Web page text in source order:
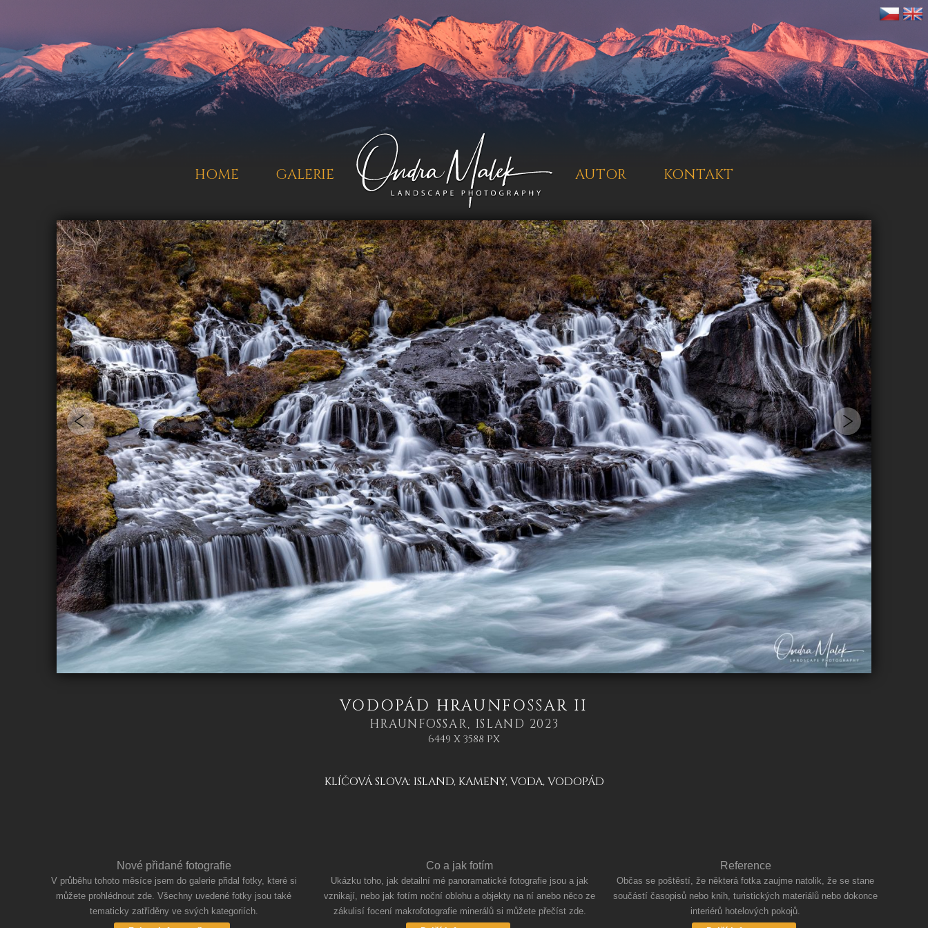
HOME GALERIE AUTOR KONTAKT
VODOPÁD HRAUNFOSSAR II
HRAUNFOSSAR, ISLAND 2023
6449 X 3588 PX
KLÍČOVÁ SLOVA: ISLAND, KAMENY,VODA,VODOPÁD
Nové přidané fotografie
V průběhu tohoto měsíce jsem do galerie přidal fotky, které si
můžete prohlédnout zde. Všechny uvedené fotky jsou také
tematicky zatříděny ve svých kategoriích.
Co a jak fotím
Ukázku toho, jak detailní mé panoramatické fotografie jsou a jak
vznikají, nebo jak fotím noční oblohu a objekty na ní anebo něco ze
zákulisí focení makrofotografie minerálů si můžete přečíst zde.
Reference
Občas se poštěstí, že některá fotka zaujme natolik, že se stane
součástí časopisů nebo knih, turistických materiálů nebo dokonce
interiérů hotelových pokojů.